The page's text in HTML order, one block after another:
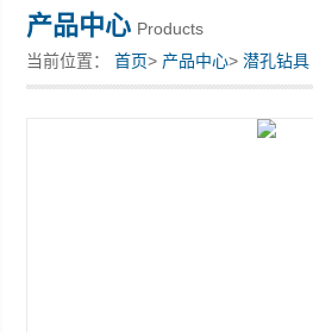
产品中心 Products
当前位置：首页> 产品中心>潜孔钻具
宣化钻具